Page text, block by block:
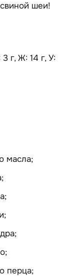
шеи!
г, Ж: 14 г, У:
масла;
перца;